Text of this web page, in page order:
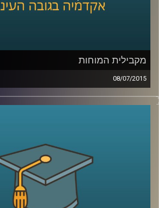
מקבילית המוחות
08/07/2015
דוקטור נאוה לויט בנון מנהלת את
המוח והמדעים הקשים לבין מדעי
אלה היא מתבלת בחדשנות נוספת
הממצאים בעבודת שטח עם אנשי
לבדוק את ההשפעה של המלצות
עוצמת החסינות של רשתות